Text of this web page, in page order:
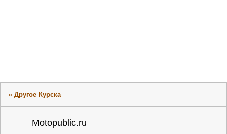
« Другое Курска
Motopublic.ru